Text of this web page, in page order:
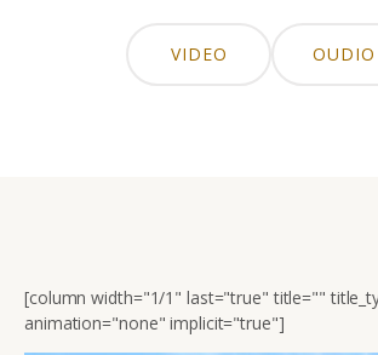
VIDEO OUDIO
[column width="1/1" last="true" title=""
animation="none" implicit="true"]